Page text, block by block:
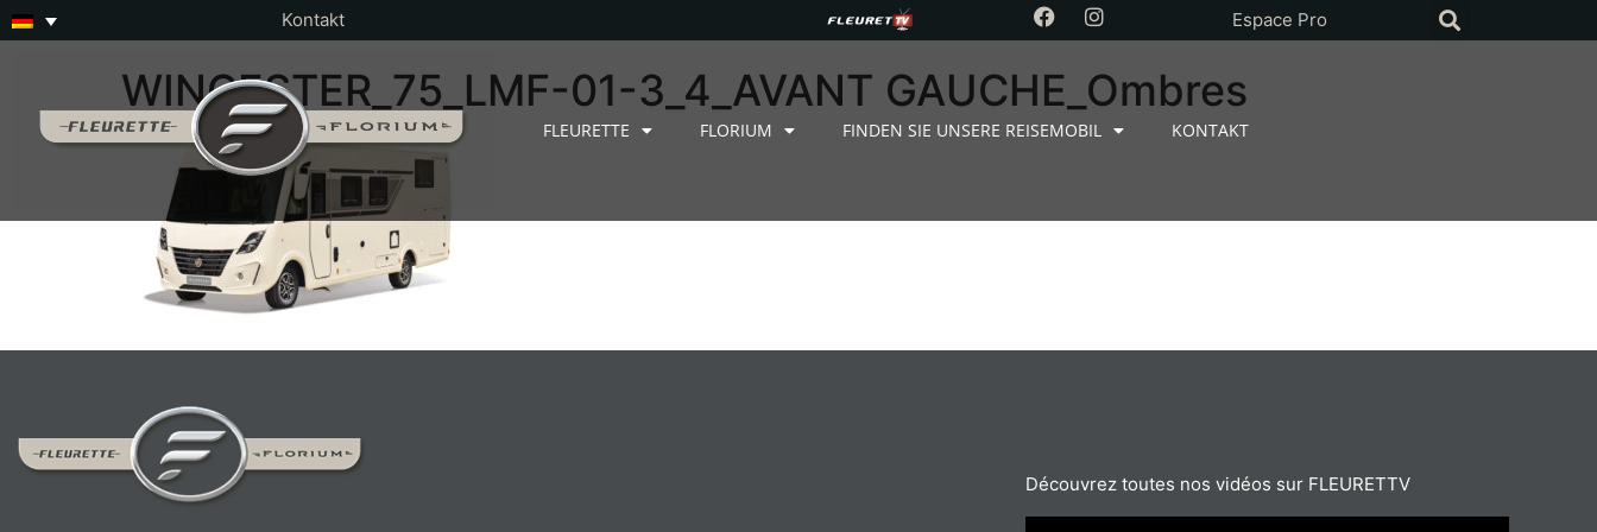
Kontakt Espace Pro
FLEURETTE FLORIUM FINDEN SIE UNSERE REISEMOBIL KONTAKT
WINCESTER_75_LMF-01-3_4_AVANT GAUCHE_Ombres
Découvrez toutes nos vidéos sur FLEURETTV